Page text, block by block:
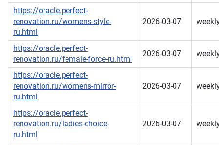
https://oracle.perfect-
renovation.ru/womens-style-
ru.html
2026-03-07
https://oracle.perfect-
renovation.ru/female-force-ru.html
2026-03-07
https://oracle.perfect-
renovation.ru/womens-mirror-
ru.html
2026-03-07
https://oracle.perfect-
renovation.ru/ladies-choice-
ru.html
2026-03-07